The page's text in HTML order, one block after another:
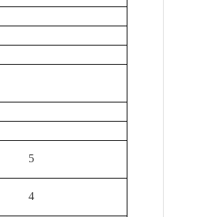
5
4